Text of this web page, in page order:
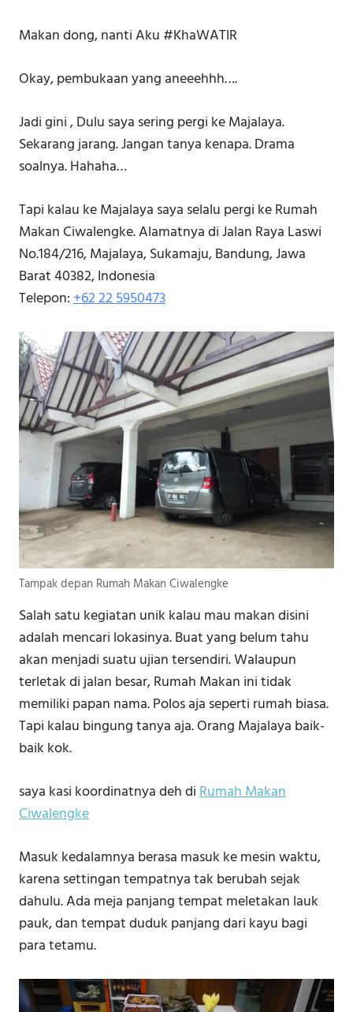
Makan dong, nanti Aku #KhaWATIR
Okay, pembukaan yang aneeehhh….
Jadi gini , Dulu saya sering pergi ke Majalaya.
Sekarang jarang. Jangan tanya kenapa. Drama
soalnya. Hahaha…
Tapi kalau ke Majalaya saya selalu pergi ke Rumah
Makan Ciwalengke. Alamatnya di Jalan Raya Laswi
No.184/216, Majalaya, Sukamaju, Bandung, Jawa
Barat 40382, Indonesia
Telepon:+62 22 5950473
Tampak depan Rumah Makan Ciwalengke
Salah satu kegiatan unik kalau mau makan disini
adalah mencari lokasinya. Buat yang belum tahu
akan menjadi suatu ujian tersendiri. Walaupun
terletak di jalan besar, Rumah Makan ini tidak
memiliki papan nama. Polos aja seperti rumah biasa.
Tapi kalau bingung tanya aja. Orang Majalaya baik-
baik kok.
saya kasi koordinatnya deh diRumah Makan
Ciwalengke
Masuk kedalamnya berasa masuk ke mesin waktu,
karena settingan tempatnya tak berubah sejak
dahulu. Ada meja panjang tempat meletakan lauk
pauk, dan tempat duduk panjang dari kayu bagi
para tetamu.